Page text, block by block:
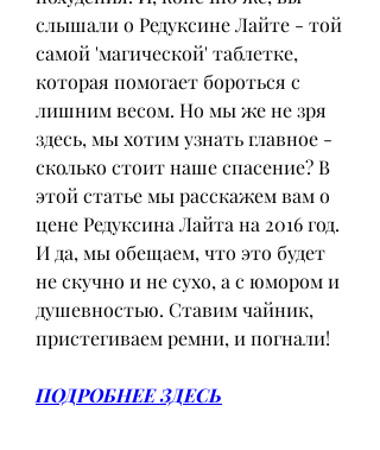
слышали о Редуксине Лайте - той
самой 'магической' таблетке,
которая помогает бороться с
лишним весом. Но мы же не зря
здесь, мы хотим узнать главное -
сколько стоит наше спасение? В
этой статье мы расскажем вам о
цене Редуксина Лайта на 2016 год.
И да, мы обещаем, что это будет
не скучно и не сухо, а с юмором и
душевностью. Ставим чайник,
пристегиваем ремни, и погнали!
ПОДРОБНЕЕ ЗДЕСЬ